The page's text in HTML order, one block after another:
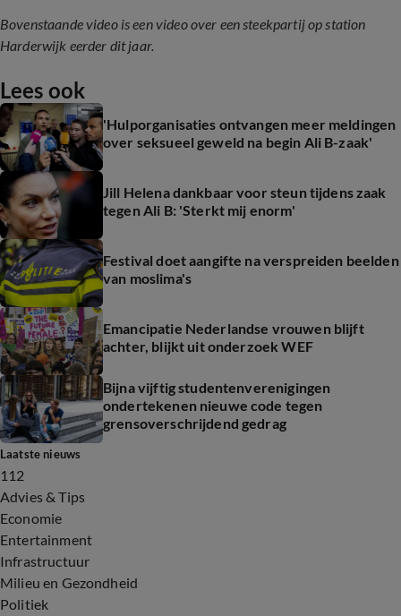
Bovenstaande video is een video over een steekpartij op station
Harderwijk eerder dit jaar.
Lees ook
'Hulporganisaties ontvangen meer meldingen
over seksueel geweld na begin Ali B-zaak'
Jill Helena dankbaar voor steun tijdens zaak
tegen Ali B: 'Sterkt mij enorm'
Festival doet aangifte na verspreiden beelden
van moslima's
Emancipatie Nederlandse vrouwen blijft
achter, blijkt uit onderzoek WEF
Bijna vijftig studentenverenigingen
ondertekenen nieuwe code tegen
grensoverschrijdend gedrag
Laatste nieuws
112
Advies & Tips
Economie
Entertainment
Infrastructuur
Milieu en Gezondheid
Politiek